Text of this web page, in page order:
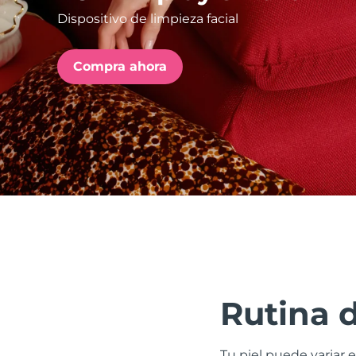
Dispositivo de limpieza facial
Compra ahora
Rutina
issa™ Teeth Whitening Set
FAQ™ Dual LED Panel
POPULAR